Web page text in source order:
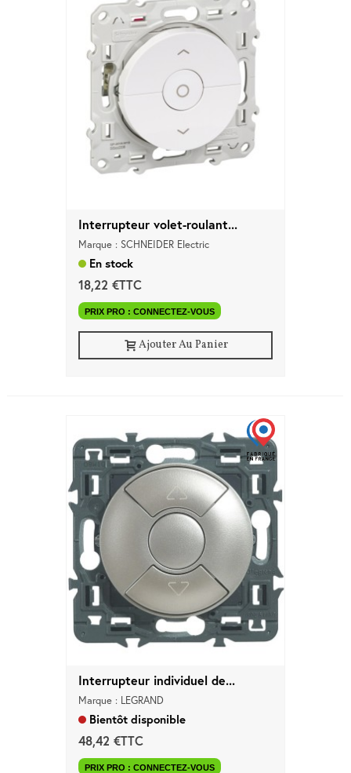
Interrupteur volet-roulant...
Marque : SCHNEIDER Electric
En stock
18,22 €TTC
PRIX PRO : CONNECTEZ-VOUS
Ajouter Au Panier
Interrupteur individuel de...
Marque : LEGRAND
Bientôt disponible
48,42 €TTC
PRIX PRO : CONNECTEZ-VOUS